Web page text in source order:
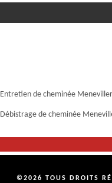
Entretien de cheminée
Débistrage de cheminée
©2026 TOUS DROITS